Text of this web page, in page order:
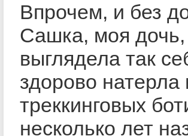
Впрочем, и без
Сашка, моя дочь,
выглядела так
здорово натерла
треккинговых
несколько лет